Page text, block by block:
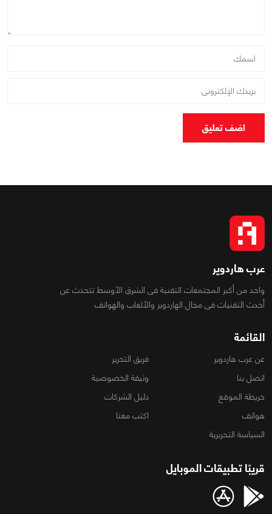
اضف تعليق
عرب هاردوير
واحد من أكبر المجتمعات التقنية فى الشرق الأوسط تتحدث عن
أحدث التقنيات فى مجال الهاردوير والألعاب والهواتف
القائمة
عن عرب هاردوير
فريق التحرير
اتصل بنا
وثيقة الخصوصية
خريطة الموقع
دليل الشركات
هواتف
اكتب معنا
السياسة التحريرية
قريبًا تطبيقات الموبايل